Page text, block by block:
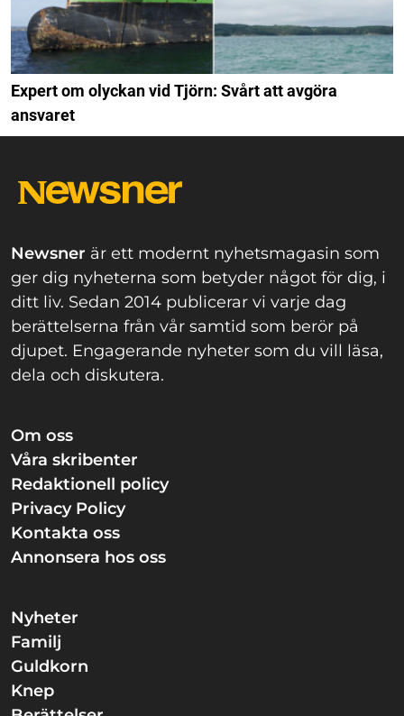
Expert om olyckan vid Tjörn: Svårt att avgöra
ansvaret
Newsner är ett modernt nyhetsmagasin som
ger dig nyheterna som betyder något för dig, i
ditt liv. Sedan 2014 publicerar vi varje dag
berättelserna från vår samtid som berör på
djupet. Engagerande nyheter som du vill läsa,
dela och diskutera.
Om oss
Våra skribenter
Redaktionell policy
Privacy Policy
Kontakta oss
Annonsera hos oss
Nyheter
Familj
Guldkorn
Knep